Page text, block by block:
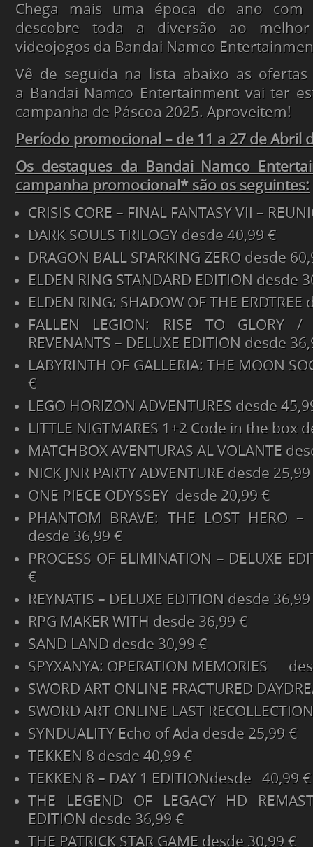
Chega mais uma época do ano com
descobre toda a diversão ao
videojogos da Bandai Namco
Vê de seguida na lista abaixo as
a Bandai Namco Entertainment vai ter
campanha de Páscoa 2025. Aproveitem!
Período promocional – de 11 a 27 de Abril
Os destaques da Bandai Namco
campanha promocional* são os seguintes:
CRISIS CORE – FINAL FANTASY VII –
DARK SOULS TRILOGY desde 40,99 €
DRAGON BALL SPARKING ZERO desde
ELDEN RING STANDARD EDITION desde
ELDEN RING: SHADOW OF THE
FALLEN LEGION: RISE TO GLORY /
REVENANTS – DELUXE EDITION desde
LABYRINTH OF GALLERIA: THE MOON
€
LEGO HORIZON ADVENTURES desde
LITTLE NIGTMARES 1+2 Code in the box
MATCHBOX AVENTURAS AL VOLANTE
NICK JNR PARTY ADVENTURE desde
ONE PIECE ODYSSEY desde 20,99 €
PHANTOM BRAVE: THE LOST HERO –
desde 36,99 €
PROCESS OF ELIMINATION – DELUXE
€
REYNATIS – DELUXE EDITION desde
RPG MAKER WITH desde 36,99 €
SAND LAND desde 30,99 €
SPYXANYA: OPERATION MEMORIES
SWORD ART ONLINE FRACTURED
SWORD ART ONLINE LAST
SYNDUALITY Echo of Ada desde 25,99 €
TEKKEN 8 desde 40,99 €
TEKKEN 8 – DAY 1 EDITIONdesde 40,99 €
THE LEGEND OF LEGACY HD
EDITION desde 36,99 €
THE PATRICK STAR GAME desde 30,99 €